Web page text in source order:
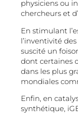
physiciens ou
chercheurs et
En stimulant
l’inventivité
suscité un
dont certaines
dans les plus
mondiales
Enfin, en
synthétique,